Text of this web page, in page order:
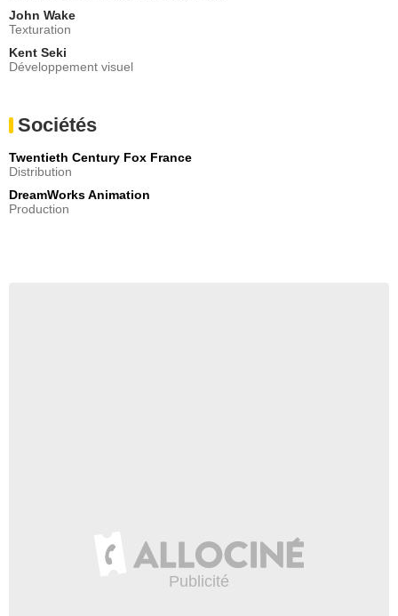
John Wake
Texturation
Kent Seki
Développement visuel
Sociétés
Twentieth Century Fox France
Distribution
DreamWorks Animation
Production